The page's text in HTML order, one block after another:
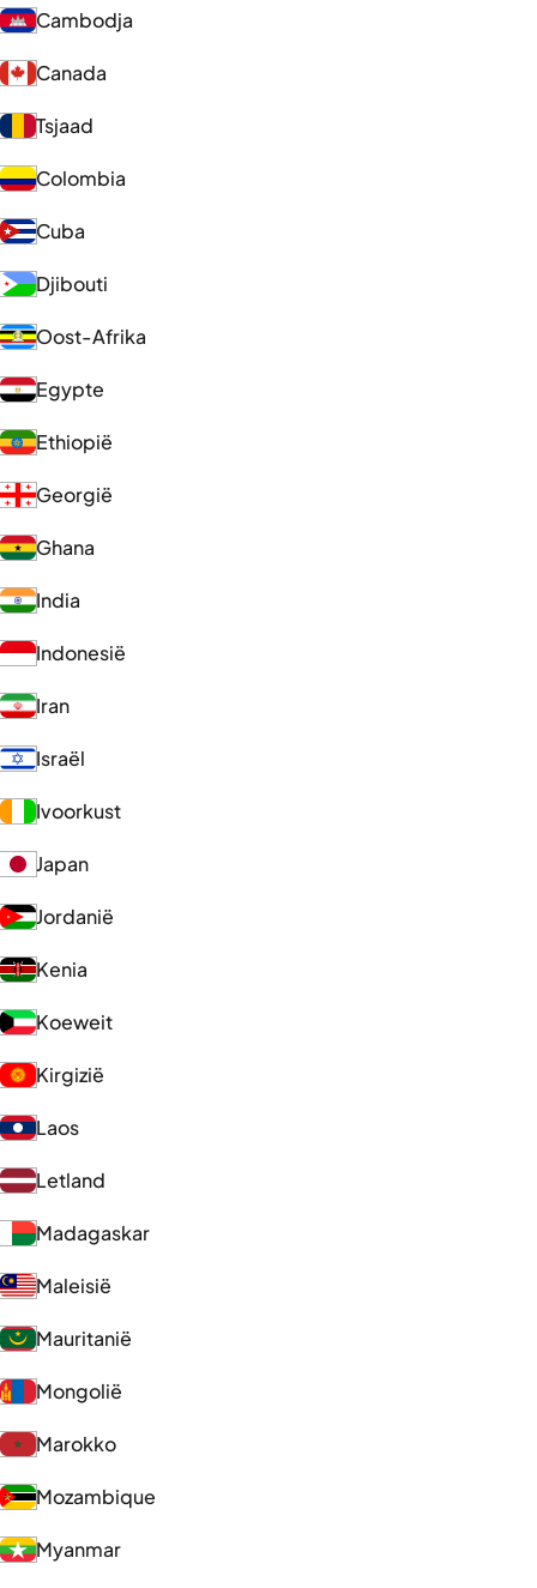
Cambodja
Canada
Tsjaad
Colombia
Cuba
Djibouti
Oost-Afrika
Egypte
Ethiopië
Georgië
Ghana
India
Indonesië
Iran
Israël
Ivoorkust
Japan
Jordanië
Kenia
Koeweit
Kirgizië
Laos
Letland
Madagaskar
Maleisië
Mauritanië
Mongolië
Marokko
Mozambique
Myanmar